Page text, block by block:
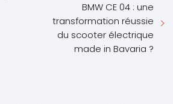
BMW CE 04 : une
transformation réussie
du scooter électrique
made in Bavaria ?